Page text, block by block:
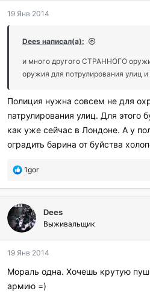
19 Янв 2014
Dees написал(а):
и много другого СТРАННОГО
оружия для потрулирования улиц
Полиция нужна совсем не для
патрулирования улиц. Для этого
как уже сейчас в Лондоне. А у
оградить барина от буйства
П
б
л
а
г
о
а
и
л
1gor
Dees
Выживальщик
19 Янв 2014
Мораль одна. Хочешь крутую
армию =)